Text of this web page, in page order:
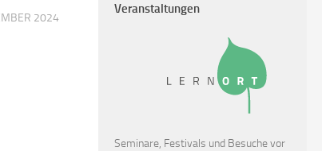
2024
Veranstaltungen
Seminare, Festivals und Besuche vor